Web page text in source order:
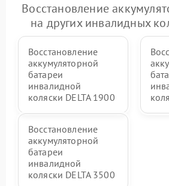
Восстановление
на других инвалидных
Восстановление
аккумуляторной
батареи
инвалидной
коляски DELTA 1900
Восстановление
аккумуляторной
батареи
инвалидной
коляски DELTA 3500